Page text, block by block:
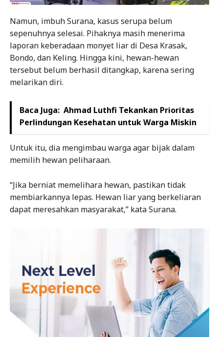
Namun, imbuh Surana, kasus serupa belum
sepenuhnya selesai. Pihaknya masih menerima
laporan keberadaan monyet liar di Desa Krasak,
Bondo, dan Keling. Hingga kini, hewan-hewan
tersebut belum berhasil ditangkap, karena sering
melarikan diri.
Baca Juga: Ahmad Luthfi Tekankan Prioritas
Perlindungan Kesehatan untuk Warga Miskin
Untuk itu, dia mengimbau warga agar bijak dalam
memilih hewan peliharaan.
“Jika berniat memelihara hewan, pastikan tidak
membiarkannya lepas. Hewan liar yang berkeliaran
dapat meresahkan masyarakat,” kata Surana.